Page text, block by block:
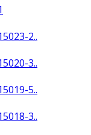
2..
3..
5..
3..